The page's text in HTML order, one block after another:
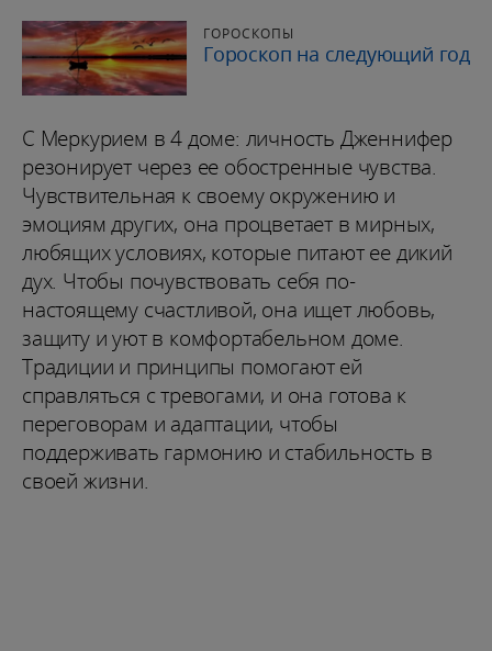
ГОРОСКОПЫ
Гороскоп на следующий год
С Меркурием в 4 доме: личность Дженнифер
резонирует через ее обостренные чувства.
Чувствительная к своему окружению и
эмоциям других, она процветает в мирных,
любящих условиях, которые питают ее дикий
дух. Чтобы почувствовать себя по-
настоящему счастливой, она ищет любовь,
защиту и уют в комфортабельном доме.
Традиции и принципы помогают ей
справляться с тревогами, и она готова к
переговорам и адаптации, чтобы
поддерживать гармонию и стабильность в
своей жизни.